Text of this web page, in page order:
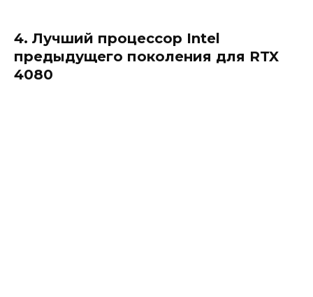
4. Лучший процессор Intel
предыдущего поколения для RTX
4080